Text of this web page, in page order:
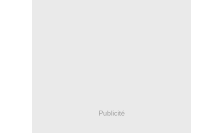
Publicité